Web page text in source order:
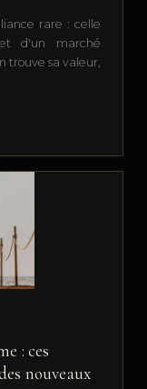
rare : celle
d'un marché
trouve sa valeur,
: ces
nouveaux